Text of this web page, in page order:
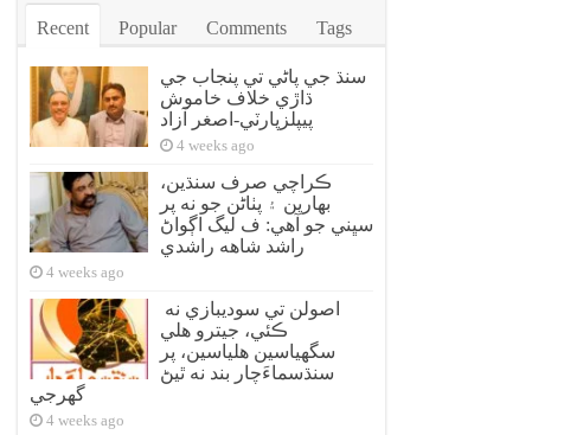
Recent Popular Comments Tags
سنڌ جي پاڻي تي پنجاب جي
ڌاڙي خلاف خاموش
پيپلزپارٽي-اصغر آزاد
4 weeks ago
ڪراچي صرف سنڌين،
بهارين ۽ پٺاڻن جو نه پر
سڀني جو آهي: ف ليگ اڳواڻ
راشد شاهه راشدي
4 weeks ago
ڪئي، جيترو هلي
سگهياسين هلياسين، پر
سنڌسماءَچار بند نه ٿيڻ
گهرجي
4 weeks ago